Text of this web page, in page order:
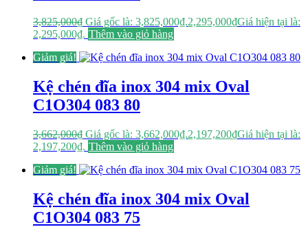
3,825,000₫ Giá gốc là: 3,825,000₫.2,295,000₫Giá hiện tại là:
2,295,000₫. Thêm vào giỏ hàng
Giảm giá!
Kệ chén đĩa inox 304 mix Oval
C1O304 083 80
3,662,000₫ Giá gốc là: 3,662,000₫.2,197,200₫Giá hiện tại là:
2,197,200₫. Thêm vào giỏ hàng
Giảm giá!
Kệ chén đĩa inox 304 mix Oval
C1O304 083 75